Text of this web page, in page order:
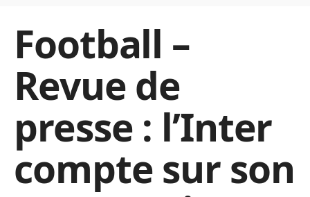
Football –
Revue de
presse : l’Inter
compte sur son